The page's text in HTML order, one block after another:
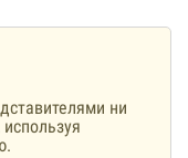
ни
используя